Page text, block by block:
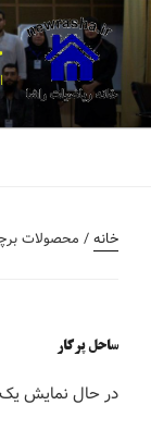
خانه/ محصولات
ساحل پرکار
در حال نمایش یک